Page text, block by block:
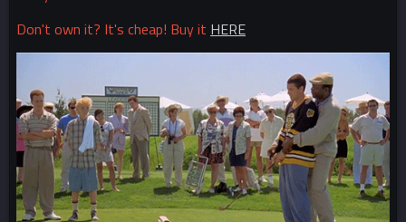
Don't own it? It's cheap! Buy it HERE